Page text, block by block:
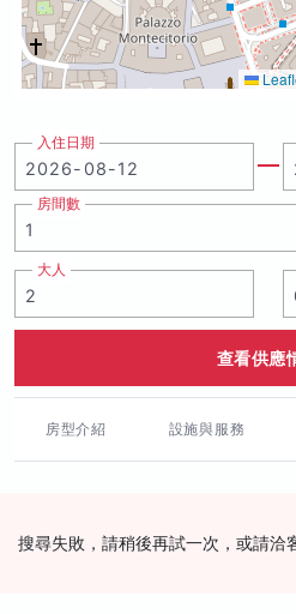
入住日期
房間數
大人
查看供應
房型介紹 設施與服務
搜尋失敗，請稍後再試一次，或請洽